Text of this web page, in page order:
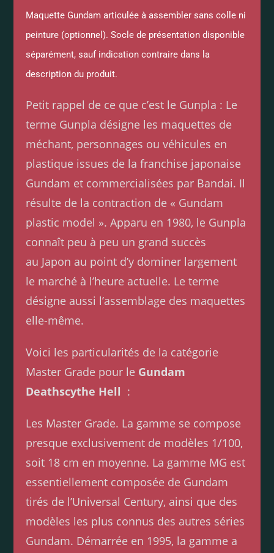
Maquette Gundam articulée à assembler sans colle ni
peinture (optionnel). Socle de présentation disponible
séparément, sauf indication contraire dans la
description du produit.
Petit rappel de ce que c’est le Gunpla : Le
terme Gunpla désigne les maquettes de
méchant, personnages ou véhicules en
plastique issues de la franchise japonaise
Gundam et commercialisées par Bandai. Il
résulte de la contraction de « Gundam
plastic model ». Apparu en 1980, le Gunpla
connaît peu à peu un grand succès
au Japon au point d’y dominer largement
le marché à l’heure actuelle. Le terme
désigne aussi l’assemblage des maquettes
elle-même.
Voici les particularités de la catégorie
Master Grade pour le Gundam
Deathscythe Hell :
Les Master Grade. La gamme se compose
presque exclusivement de modèles 1/100,
soit 18 cm en moyenne. La gamme MG est
essentiellement composée de Gundam
tirés de l’Universal Century, ainsi que des
modèles les plus connus des autres séries
Gundam. Démarrée en 1995, la gamme a